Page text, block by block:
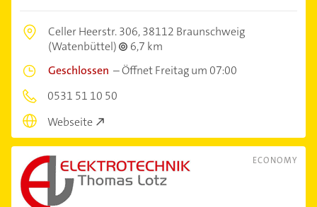
Celler Heerstr. 306,38112 Braunschweig
(Watenbüttel)
6,7 km
Geschlossen –Öffnet Freitag um 07:00
0531 51 10 50
Webseite
ECONOMY